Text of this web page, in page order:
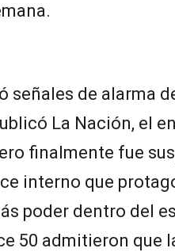
señales de alarma
La Nación, el
finalmente fue
interno que
poder dentro del
50 admitieron que